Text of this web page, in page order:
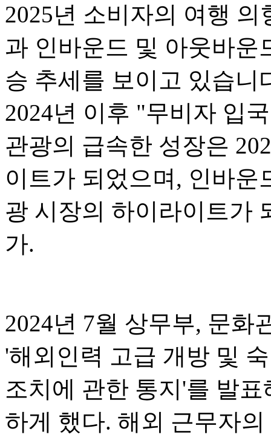
2025년 소비자의 여행
과 인바운드 및 아웃바운
승 추세를 보이고 있습니
2024년 이후 "무비자 입
관광의 급속한 성장은
이트가 되었으며, 인바운
광 시장의 하이라이트가
가.
2024년 7월 상무부, 문화
'해외인력 고급 개방 및
조치에 관한 통지'를 발
하게 했다. 해외 근무자